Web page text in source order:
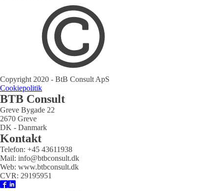
Copyright 2020 - BtB Consult ApS
Cookiepolitik
BTB Consult
Greve Bygade 22
2670 Greve
DK - Danmark
Kontakt
Telefon: +45 43611938
Mail: info@btbconsult.dk
Web: www.btbconsult.dk
CVR: 29195951